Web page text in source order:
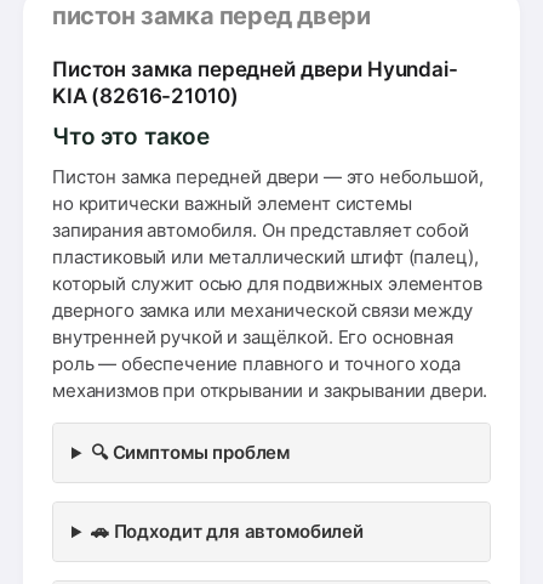
пистон замка перед двери
Пистон замка передней двери Hyundai-
KIA (82616-21010)
Что это такое
Пистон замка передней двери — это небольшой,
но критически важный элемент системы
запирания автомобиля. Он представляет собой
пластиковый или металлический штифт (палец),
который служит осью для подвижных элементов
дверного замка или механической связи между
внутренней ручкой и защёлкой. Его основная
роль — обеспечение плавного и точного хода
механизмов при открывании и закрывании двери.
🔍 Симптомы проблем
🚗 Подходит для автомобилей